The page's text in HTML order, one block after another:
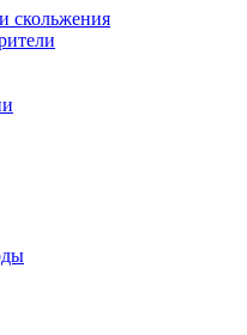
скольжения